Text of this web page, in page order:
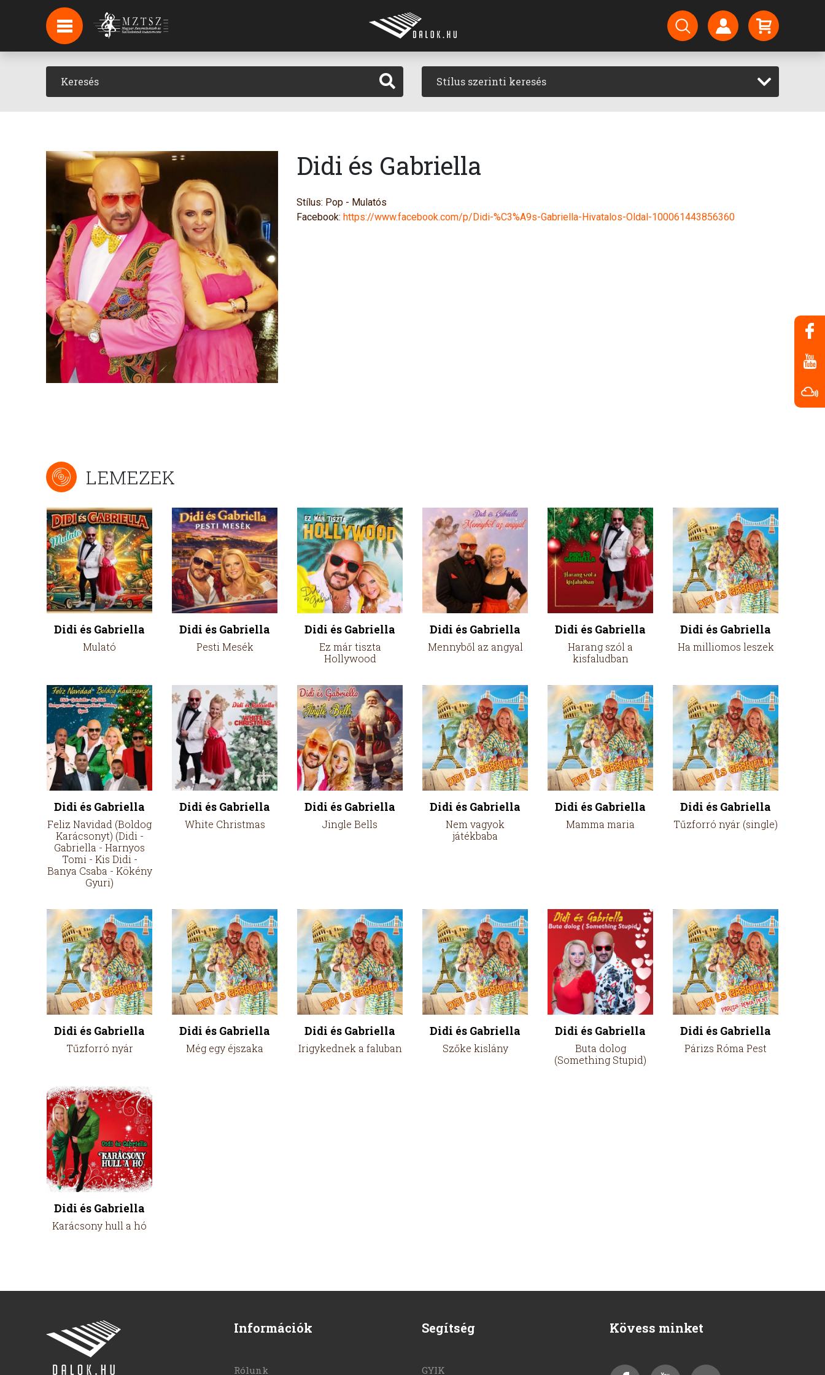
HÍREK
HÍRLEVÉL FELIRATKOZÁS
PODCAST Stílus szerinti keresés
Didi és Gabriella
Stílus: Pop - Mulatós
Facebook: https://www.facebook.com/p/Didi-%C3%A9s-Gabriella-Hivatalos-Oldal-100061443856360
LEMEZEK
Didi és Gabriella
Mulató
Didi és Gabriella
Pesti Mesék
Didi és Gabriella
Ez már tiszta
Hollywood
Didi és Gabriella
Mennyből az angyal
Didi és Gabriella
Harang szól a
kisfaludban
Didi és Gabriella
Ha milliomos leszek
Didi és Gabriella
Feliz Navidad (Boldog
Karácsonyt) (Didi -
Gabriella - Harnyos
Tomi - Kis Didi -
Banya Csaba - Kökény
Gyuri)
Didi és Gabriella
White Christmas
Didi és Gabriella
Jingle Bells
Didi és Gabriella
Nem vagyok
játékbaba
Didi és Gabriella
Mamma maria
Didi és Gabriella
Tűzforró nyár (single)
Didi és Gabriella
Tűzforró nyár
Didi és Gabriella
Még egy éjszaka
Didi és Gabriella
Irigykednek a faluban
Didi és Gabriella
Szőke kislány
Didi és Gabriella
Buta dolog
(Something Stupid)
Didi és Gabriella
Párizs Róma Pest
Didi és Gabriella
Karácsony hull a hó
Információk
Rólunk
Segítség
GYIK
Kövess minket